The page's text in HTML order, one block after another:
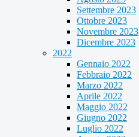
Settembre 2023
Ottobre 2023
Novembre 2023
Dicembre 2023
2022
Gennaio 2022
Febbraio 2022
Marzo 2022
Aprile 2022
Maggio 2022
Giugno 2022
Luglio 2022